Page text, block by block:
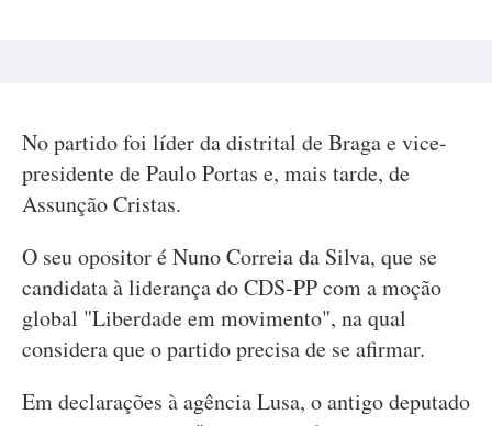
No partido foi líder da distrital de Braga e vice-
presidente de Paulo Portas e, mais tarde, de
Assunção Cristas.
O seu opositor é Nuno Correia da Silva, que se
candidata à liderança do CDS-PP com a moção
global "Liberdade em movimento", na qual
considera que o partido precisa de se afirmar.
Em declarações à agência Lusa, o antigo deputado